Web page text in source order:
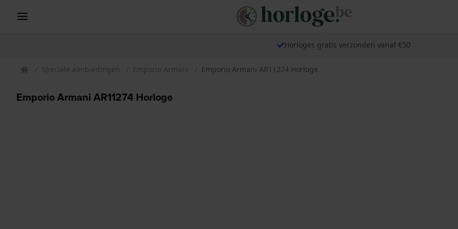
Horloges gratis verzonden vanaf €50
Speciale aanbiedingen Emporio Armani Emporio Armani AR11274 Horloge
Emporio Armani AR11274 Horloge